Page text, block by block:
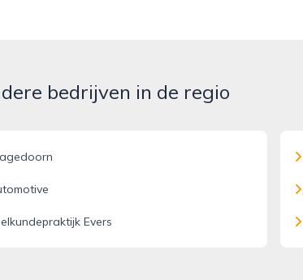
bedrijven in de regio
Evers